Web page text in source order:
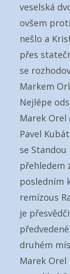
veselská
ovšem
nešlo a
přes
se
Markem
Nejlépe
Marek Orel
Pavel
se Standou
přehledem
posledním
remízous
je
druhém
Marek Orel